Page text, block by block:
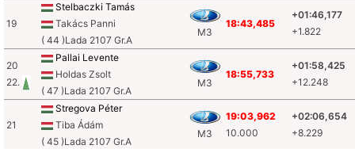
19
Stelbaczki Tamás
Takács Panni
( 44 )Lada 2107 Gr.A
M3
18:43,485
+01:46,177
+1.822
20
22.
Pallai Levente
Holdas Zsolt
( 47 )Lada 2107 Gr.A
M3
18:55,733
+01:58,425
+12.248
21
Stregova Péter
Tiba Ádám
( 45 )Lada 2107 Gr.A
M3
19:03,962
10.000
+02:06,654
+8.229